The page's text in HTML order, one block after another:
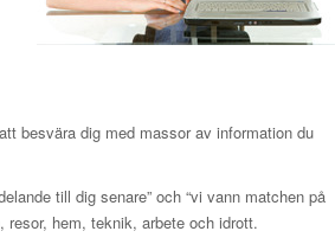
besvära dig med massor av information du
till dig senare” och “vi vann matchen på
hem, teknik, arbete och idrott.